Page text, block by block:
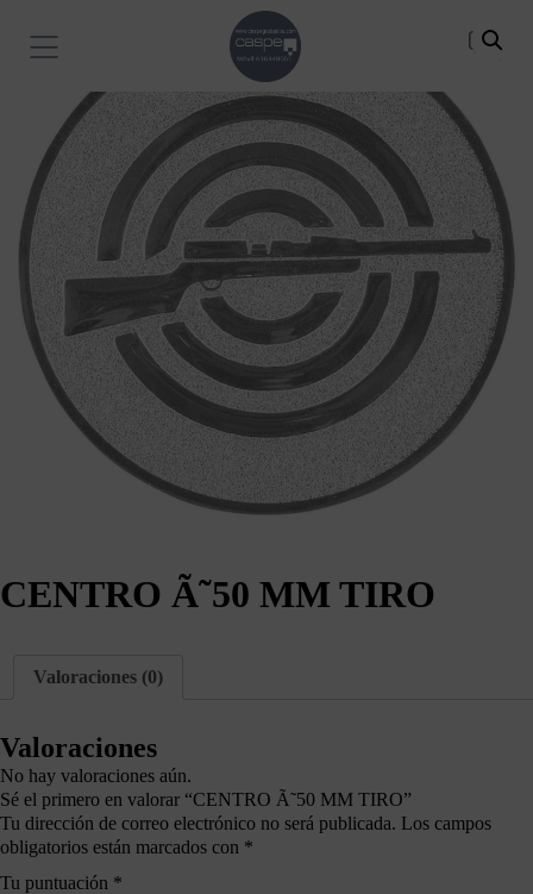
CENTRO Ã˜50 MM TIRO
Valoraciones (0)
Valoraciones
No hay valoraciones aún.
Sé el primero en valorar “CENTRO Ã˜50 MM TIRO”
Tu dirección de correo electrónico no será publicada. Los campos
obligatorios están marcados con *
Tu puntuación *